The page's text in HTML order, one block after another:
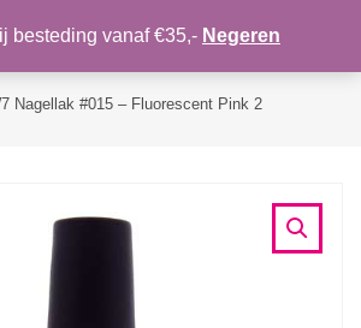
Nagellak #015 – Fluorescent Pink 2
besteding vanaf €35,- Negeren